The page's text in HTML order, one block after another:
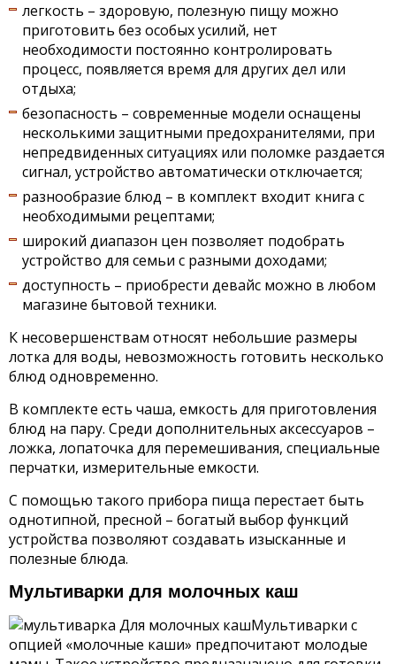
легкость – здоровую, полезную пищу можно
приготовить без особых усилий, нет
необходимости постоянно контролировать
процесс, появляется время для других дел или
отдыха;
безопасность – современные модели оснащены
несколькими защитными предохранителями, при
непредвиденных ситуациях или поломке раздается
сигнал, устройство автоматически отключается;
разнообразие блюд – в комплект входит книга с
необходимыми рецептами;
широкий диапазон цен позволяет подобрать
устройство для семьи с разными доходами;
доступность – приобрести девайс можно в любом
магазине бытовой техники.
К несовершенствам относят небольшие размеры
лотка для воды, невозможность готовить несколько
блюд одновременно.
В комплекте есть чаша, емкость для приготовления
блюд на пару. Среди дополнительных аксессуаров –
ложка, лопаточка для перемешивания, специальные
перчатки, измерительные емкости.
С помощью такого прибора пища перестает быть
однотипной, пресной – богатый выбор функций
устройства позволяют создавать изысканные и
полезные блюда.
Мультиварки для молочных каш
Мультиварки с
опцией «молочные каши» предпочитают молодые